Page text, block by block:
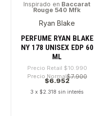
-36%
Inspirado en Baccarat
Rouge 540 Mfk
Ryan Blake
PERFUME RYAN BLAKE
NY 178 UNISEX EDP 60
ML
Precio Retail $10.990
Precio Normal$7.900
$6.952
3 x $2.318 sin interés